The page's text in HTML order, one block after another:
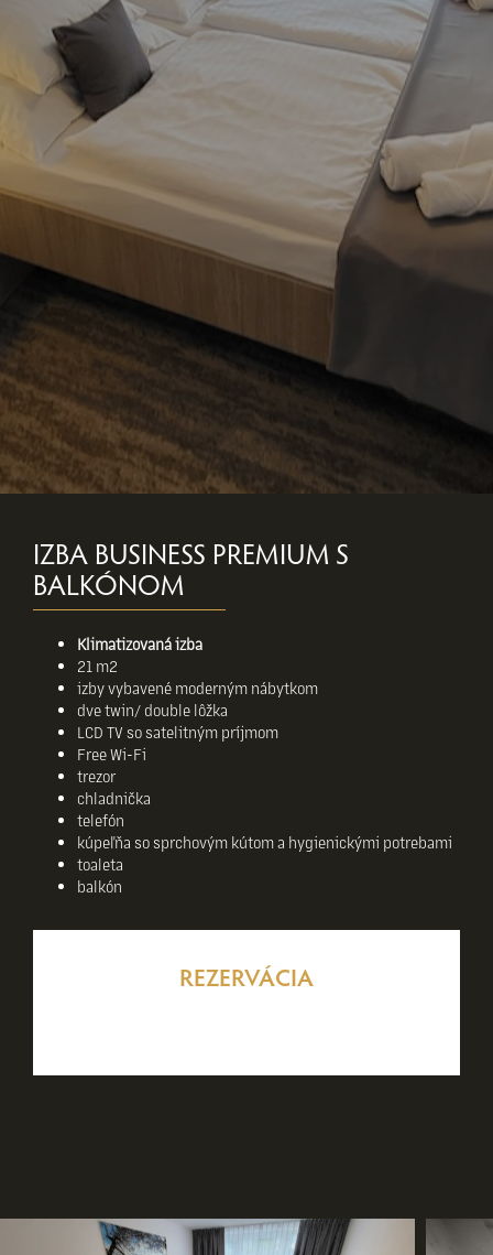
IZBA BUSINESS PREMIUM S
BALKÓNOM
Klimatizovaná izba
21 m2
izby vybavené moderným nábytkom
dve twin/ double lôžka
LCD TV so satelitným príjmom
Free Wi-Fi
trezor
chladnička
telefón
kúpeľňa so sprchovým kútom a hygienickými potrebami
toaleta
balkón
REZERVÁCIA